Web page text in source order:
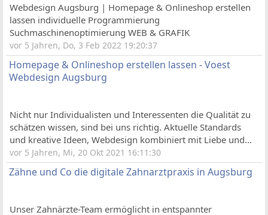
Webdesign Augsburg | Homepage & Onlineshop erstellen
lassen individuelle Programmierung
Suchmaschinenoptimierung WEB & GRAFIK
vor 5 Jahren, Do, 3 Feb 2022 19:20:37
Homepage & Onlineshop erstellen lassen - Voest
Webdesign Augsburg
Nicht nur Individualisten und Interessenten die Qualität zu
schätzen wissen, sind bei uns richtig. Aktuelle Standards
und kreative Ideen, Webdesign kombiniert mit Liebe und...
vor 5 Jahren, Mi, 20 Okt 2021 16:11:30
Zähne und Co die digitale Zahnarztpraxis in Augsburg
Unser Zahnärzte-Team ermöglicht in entspannter